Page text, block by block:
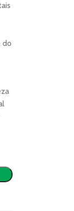
do